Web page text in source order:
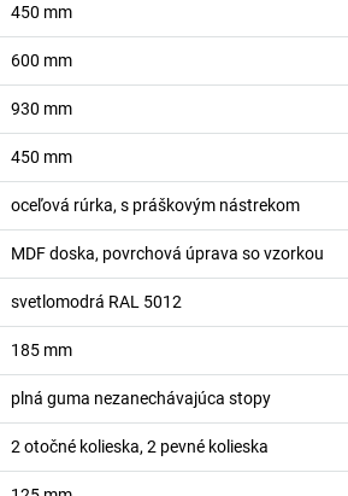
450 mm
600 mm
930 mm
450 mm
oceľová rúrka, s práškovým nástrekom
MDF doska, povrchová úprava so vzorkou
svetlomodrá RAL 5012
185 mm
plná guma nezanechávajúca stopy
2 otočné kolieska, 2 pevné kolieska